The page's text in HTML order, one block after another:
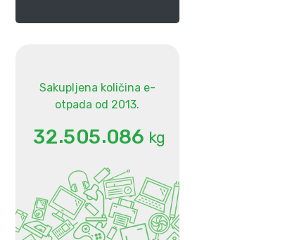
Sakupljena količina e-
otpada od 2013.
32.505.086 kg